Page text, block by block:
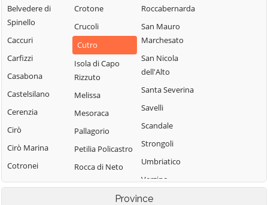
Belvedere di
Spinello
Caccuri
Carfizzi
Casabona
Castelsilano
Cerenzia
Cirò
Cirò Marina
Cotronei
Crotone
Crucoli
Cutro
Isola di Capo
Rizzuto
Melissa
Mesoraca
Pallagorio
Petilia Policastro
Rocca di Neto
Roccabernarda
San Mauro
Marchesato
San Nicola
dell'Alto
Santa Severina
Savelli
Scandale
Strongoli
Umbriatico
Verzino
Province